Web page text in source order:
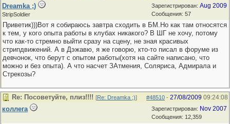
Зарегистрирован: Aug 2009
Сообщения: 57
Dreamka ;)
StripSoldier
Приветик)))Вот я собираюсь завтра сходить в БМ.Но как там относятся
к тем, у кого опыта работы в клубах никакого? В ШГ не хочу, потому
что как-то стремно выйти сразу на сцену, не зная красивых
стрипдвижений. А в Дэжавю, я же говорю, кто-то писал в форуме из
девчонок, что берут с опытом работы(хотя на сайте написано, что
можно и без опыта). А что насчет ЗАтмения, Соляриса, Адмирала и
Стрекозы?
#48510 - 27/08/2009 09:24:08
Re: Посоветуйте, плиз!!!! [Re: Dreamka ;)]
Зарегистрирован: Nov 2007
Сообщения: 12,359
коллега